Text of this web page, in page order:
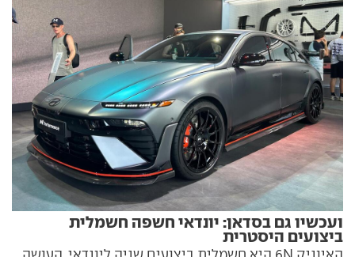
ועכשיו גם בסדאן: יונדאי חשפה חשמלית
ביצועים היסטרית